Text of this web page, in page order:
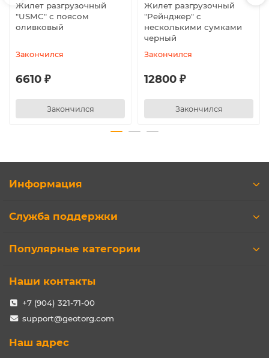
Жилет разгрузочный
"USMC" с поясом
оливковый
Закончился
6610 ₽
Закончился
Жилет разгрузочный
"Рейнджер" с
несколькими сумками
черный
Закончился
12800 ₽
Закончился
Информация
Служба поддержки
Популярные категории
Наши контакты
+7 (904) 321-71-00
support@geotorg.com
Наш адрес